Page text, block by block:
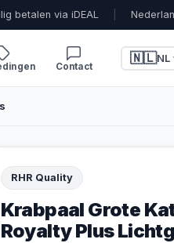
betalen via iDEAL
Contact
🇳🇱NL
RHR Quality
Krabpaal Grote
Royalty Plus